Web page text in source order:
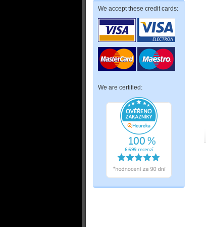
We accept these credit cards:
We are certified: